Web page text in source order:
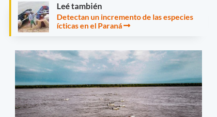
Leé también
Detectan un incremento de las especies
ícticas en el Paraná